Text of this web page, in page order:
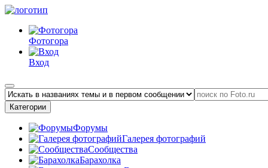
Фотогора
Вход
Категории
Форумы
Галерея фотографий
Сообщества
Барахолка